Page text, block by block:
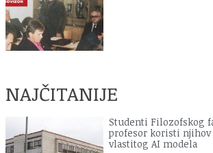
NAJČITANIJE
Studenti Filozofskog
profesor koristi njihov
vlastitog AI modela